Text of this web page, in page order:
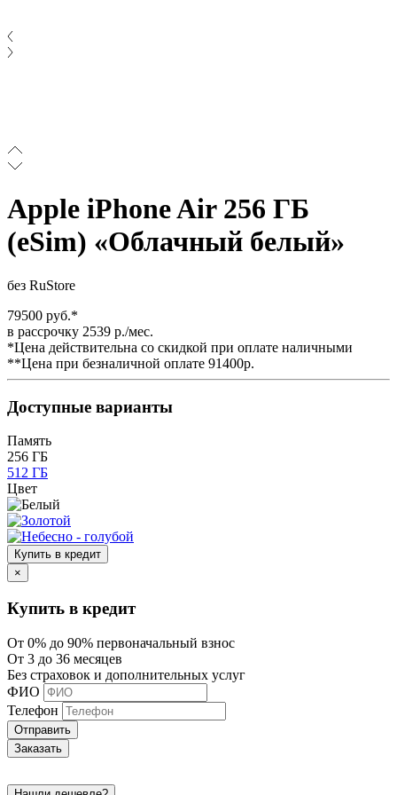
Apple iPhone Air 256 ГБ
(eSim) «Облачный белый»
без RuStore
79500 руб.*
в рассрочку 2539 р./мес.
*Цена действительна со скидкой при оплате наличными
**Цена при безналичной оплате 91400р.
Доступные варианты
Память
256 ГБ
512 ГБ
Цвет
Купить в кредит
×
Купить в кредит
От 0% до 90% первоначальный взнос
От 3 до 36 месяцев
Без страховок и дополнительных услуг
ФИО
Телефон
Отправить
Заказать